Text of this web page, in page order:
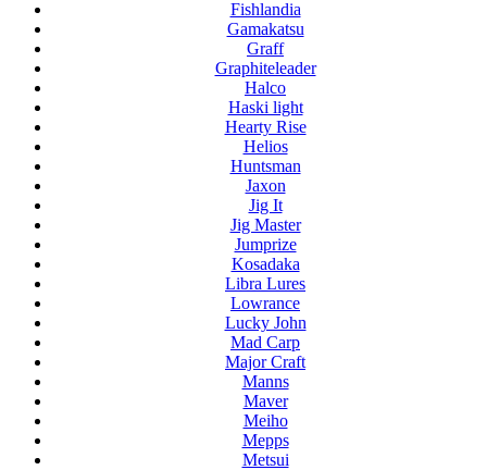
Fishlandia
Gamakatsu
Graff
Graphiteleader
Halco
Haski light
Hearty Rise
Helios
Huntsman
Jaxon
Jig It
Jig Master
Jumprize
Kosadaka
Libra Lures
Lowrance
Lucky John
Mad Carp
Major Craft
Manns
Maver
Meiho
Mepps
Metsui